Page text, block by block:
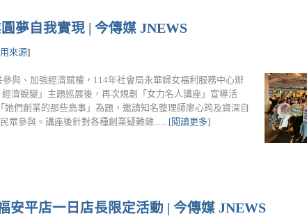
夢自我實現 | 今傳媒 JNEWS
來源]
、加強經濟賦權，114年社會局永華婦女福利服務中心辦
濟蛻變」主題巡展後，再次規劃「女力名人講座」宣導活
們創業的那些鳥事」為題，邀請知名整理師廖心筠及資深自
眾參與。講座後針對各種創業疑難雜...... [閱讀更多]
安平店一日店長限定活動 | 今傳媒 JNEWS